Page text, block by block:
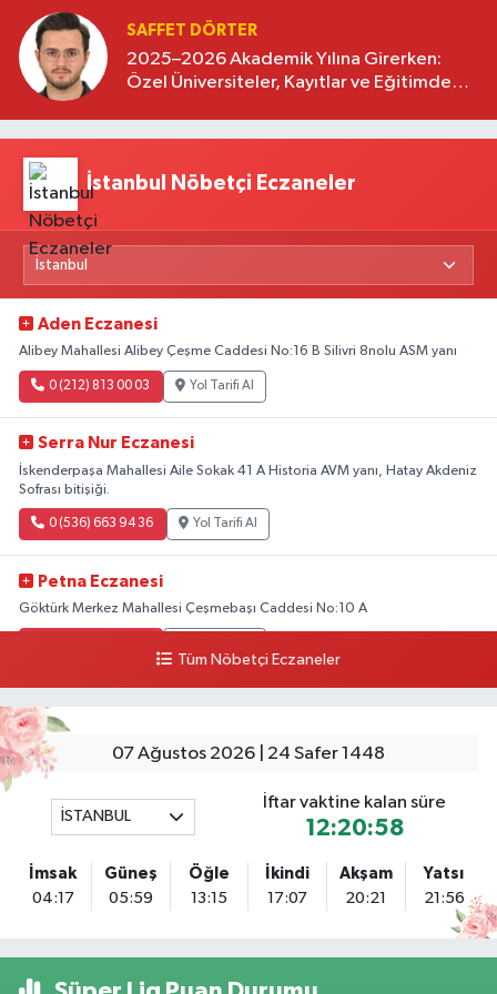
SAFFET DÖRTER
2025–2026 Akademik Yılına Girerken:
Özel Üniversiteler, Kayıtlar ve Eğitimde
İstanbul Nöbetçi Eczaneler
Aden Eczanesi
Alibey Mahallesi Alibey Çeşme Caddesi No:16 B Silivri 8nolu ASM yanı
0 (212) 813 00 03 Yol Tarifi Al
Serra Nur Eczanesi
İskenderpaşa Mahallesi Aile Sokak 41 A Historia AVM yanı, Hatay Akdeniz
Sofrası bitişiği.
0 (536) 663 94 36 Yol Tarifi Al
Petna Eczanesi
Göktürk Merkez Mahallesi Çeşmebaşı Caddesi No:10 A
Karlıktepe Mahallesi Soğanlık Caddesi No:34 A
0 (216) 504 24 53 Yol Tarifi Al
Bulvar Eczanesi
geçtikten sonra Harman Mobilya arkası, Tulumba mevki, ECZANELER
BÖLGESİ (GÜNEŞ, BULVAR, ÇİĞDEM, DEVA ECZANELERİ) eski gazi sağlık
Tüm Nöbetçi Eczaneler
07 Ağustos 2026 | 24 Safer 1448
İSTANBUL
İftar vaktine kalan süre
12:20:57
İmsak
04:17
Güneş
05:59
Öğle
13:15
İkindi
17:07
Akşam
20:21
Yatsı
21:56